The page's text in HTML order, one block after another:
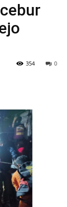
0
354